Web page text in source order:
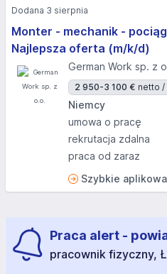
Monter - mechanik -
Najlepsza oferta (m/k/d)
German Work sp. z
2 950-3 100 € netto /
Niemcy
umowa o pracę
rekrutacja zdalna
praca od zaraz
Szybkie
Dodana 3 sierpnia
Praca alert -
pracownik fizyczny,